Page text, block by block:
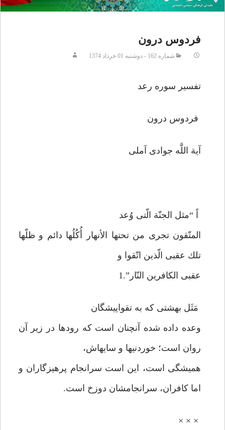
فردوس درون
شماره 162 - دوشنبه 01 خرداد 1374
تفسير سوره رعد
فردوس درون
آية اللَّه جوادى آملى
اً “مثل الجنّة الّتى وُعد
المتّقون تجرى من تحتها الأنهار أُكُلُها دائم و ظلّها
تلك عقبى الّذين اتّقوا و
عقبى الكافرين النّار”.1
مَثَل بهشتى كه به تقواپيشگان
وعده داده شده آنچنان است كه رودها در زير آن
روان است؛ خوردنيها و سايه‏اش،
هميشگى است، اين است سرانجام پرهيزگاران و
اما كافران، سرانجامشان دوزخ است.
× × ×